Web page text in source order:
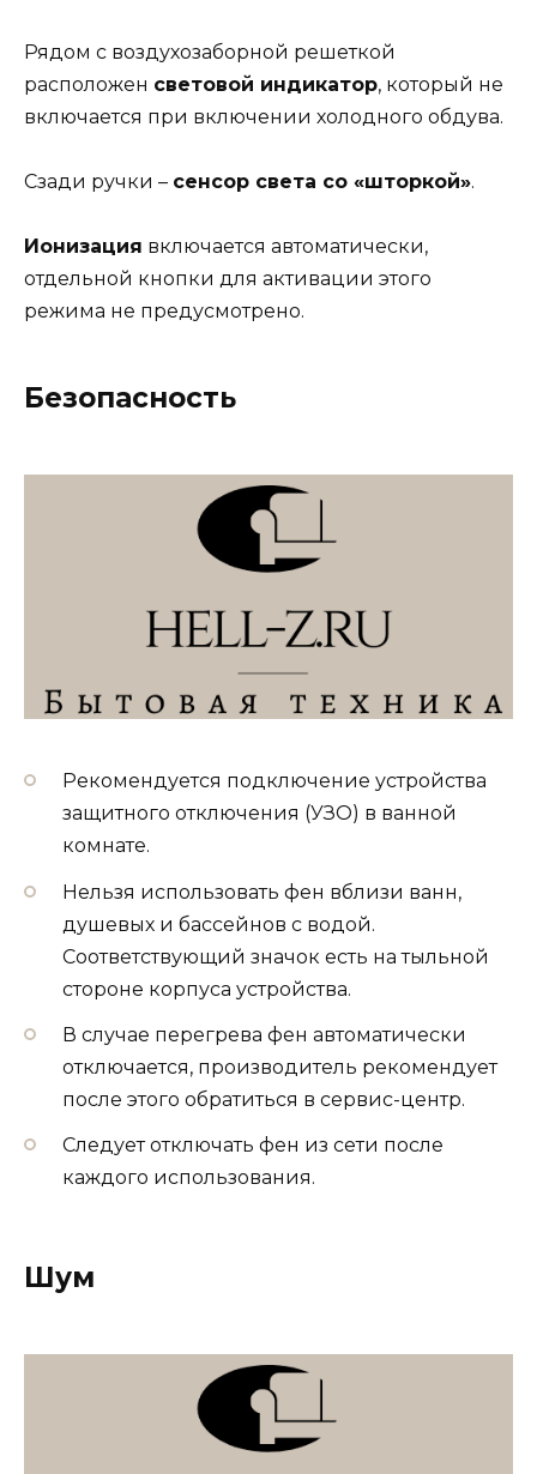
Рядом с воздухозаборной решеткой
расположен световой индикатор, который не
включается при включении холодного обдува.
Сзади ручки – сенсор света со «шторкой».
Ионизация включается автоматически,
отдельной кнопки для активации этого
режима не предусмотрено.
Безопасность
Рекомендуется подключение устройства
защитного отключения (УЗО) в ванной
комнате.
Нельзя использовать фен вблизи ванн,
душевых и бассейнов с водой.
Соответствующий значок есть на тыльной
стороне корпуса устройства.
В случае перегрева фен автоматически
отключается, производитель рекомендует
после этого обратиться в сервис-центр.
Следует отключать фен из сети после
каждого использования.
Шум